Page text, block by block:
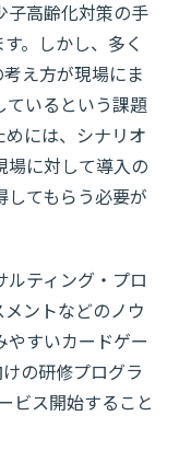
子高齢化対策の手
。しかし、多く
え方が現場にま
ているという課題
には、シナリオ
場に対して導入の
してもらう必要が
ティング・プロ
ントなどのノウ
やすいカードゲー
の研修プログラ
ビス開始すること